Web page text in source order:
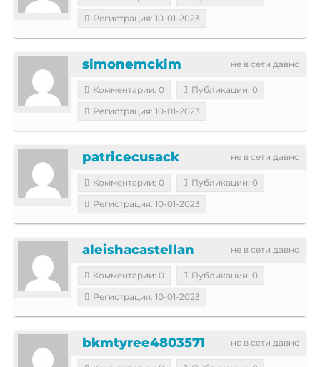
Регистрация: 10-01-2023
не в сети давно
simonemckim
Комментарии: 0
Публикации: 0
Регистрация: 10-01-2023
не в сети давно
patricecusack
Комментарии: 0
Публикации: 0
Регистрация: 10-01-2023
не в сети давно
aleishacastellan
Комментарии: 0
Публикации: 0
Регистрация: 10-01-2023
не в сети давно
bkmtyree4803571